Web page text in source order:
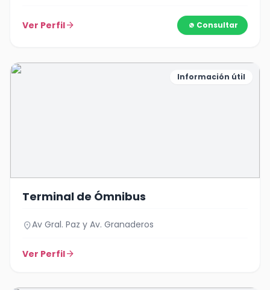
Ver Perfilarrow_forward Consultar
Información útil
Terminal de Ómnibus
location_onAv Gral. Paz y Av. Granaderos
Ver Perfilarrow_forward